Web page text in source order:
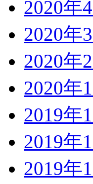
2020年
2020年
2020年
2020年
2019年
2019年
2019年